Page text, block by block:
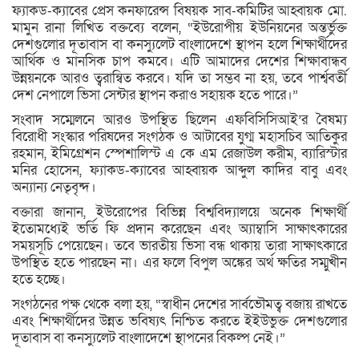
ফ্যাকড-ক্যাবের প্রেস কনফারেন্স বিষয়ক সাব-কমিটির আহ্বায়ক মো.
মামুন রানা লিখিত বক্তব্যে বলেন, “ইউরোপীয় ইউনিয়নের অন্তর্ভুক্ত
দেশগুলোর দূতাবাস বা কনস্যুলেট বাংলাদেশে স্থাপন হলে শিক্ষার্থীদের
আর্থিক ও মানসিক চাপ কমবে। এটি আমাদের দেশের শিক্ষাবান্ধব
উন্নয়নকে আরও ত্বরান্বিত করবে। যদি তা সম্ভব না হয়, তবে পার্শ্ববর্তী
দেশ নেপালে ভিসা সেন্টার স্থাপন করাও সহায়ক হতে পারে।”
সংবাদ সম্মেলনে আরও উপস্থিত ছিলেন এফবিসিসিআই’র বৈষম্য
বিরোধী সংস্কার পরিষদের সংগঠক ও আটাবের যুগ্ম মহাসচিব আতিকুর
রহমান, ইমিগ্রেশন স্পেশালিস্ট এ কে এম রেজাউল করীম, ব্যারিস্টার
মনির হোসেন, ফ্যাকড-ক্যাবের আহ্বায়ক আব্দুল কাদির বাবু এবং
অন্যান্য নেতৃবৃন্দ।
বক্তারা জানান, ইউরোপের বিভিন্ন বিশ্ববিদ্যালয়ে অনেক শিক্ষার্থী
ইতোমধ্যেই ভর্তি ফি প্রদান করেছেন এবং অ্যাম্বাসি সাক্ষাৎকারের
সময়সূচি পেয়েছেন। তবে ভারতীয় ভিসা বন্ধ থাকায় তারা সাক্ষাৎকারে
উপস্থিত হতে পারছেন না। এর ফলে বিপুল অঙ্কের অর্থ ক্ষতির সম্মুখীন
হতে হচ্ছে।
সংগঠনের পক্ষ থেকে বলা হয়, “স্বাধীন দেশের সার্বভৌমত্ব বজায় রাখতে
এবং শিক্ষার্থীদের উন্নত ভবিষ্যৎ নিশ্চিত করতে ইইউভুক্ত দেশগুলোর
দূতাবাস বা কনস্যুলেট বাংলাদেশে স্থাপনের বিকল্প নেই।”